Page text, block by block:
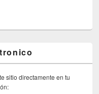
sitio directamente en tu